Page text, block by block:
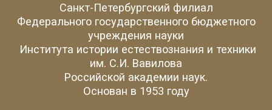
Санкт-Петербургский филиал
Федерального государственного бюджетного
учреждения науки
Института истории естествознания и техники
им. С.И. Вавилова
Российской академии наук.
Основан в 1953 году